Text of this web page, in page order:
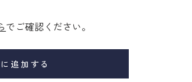
でご確認ください。
追加する